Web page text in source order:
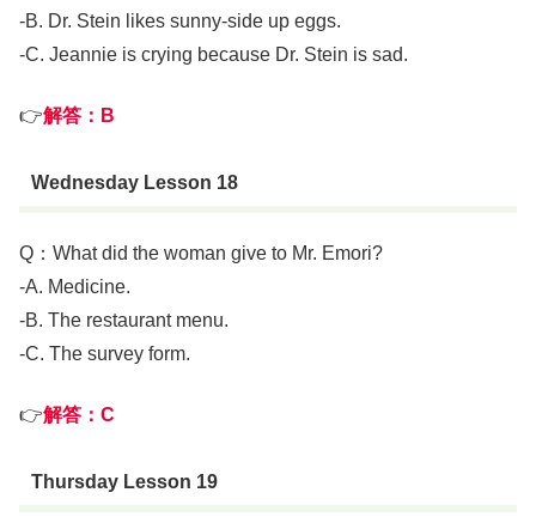
-B. Dr. Stein likes sunny-side up eggs.
-C. Jeannie is crying because Dr. Stein is sad.
👉解答： B
Wednesday Lesson 18
Q：What did the woman give to Mr. Emori?
-A. Medicine.
-B. The restaurant menu.
-C. The survey form.
👉解答： C
Thursday Lesson 19